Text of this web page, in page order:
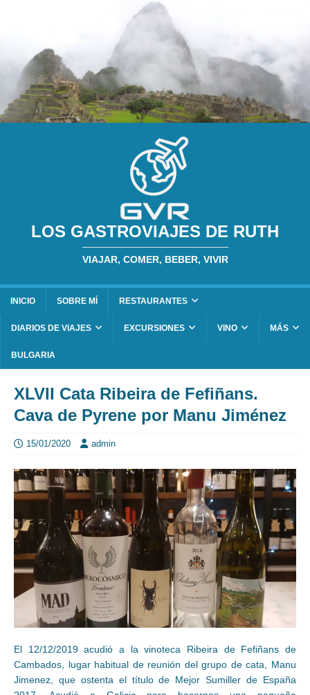
LOS GASTROVIAJES DE RUTH
VIAJAR, COMER, BEBER, VIVIR
INICIO SOBRE MÍ RESTAURANTES
DIARIOS DE VIAJES EXCURSIONES VINO MÁS
BULGARIA
XLVII Cata Ribeira de Fefiñans.
Cava de Pyrene por Manu Jiménez
15/01/2020 admin
El 12/12/2019 acudió a la vinoteca Ribeira de Fefiñans de
Cambados, lugar habitual de reunión del grupo de cata, Manu
Jimenez, que ostenta el título de Mejor Sumiller de España